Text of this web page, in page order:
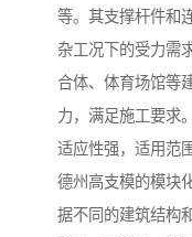
等。其支撑杆件和
杂工况下的受力需
合体、体育场馆等
力，满足施工要求。
适应性强，适用范
德州高支模的模块
据不同的建筑结构